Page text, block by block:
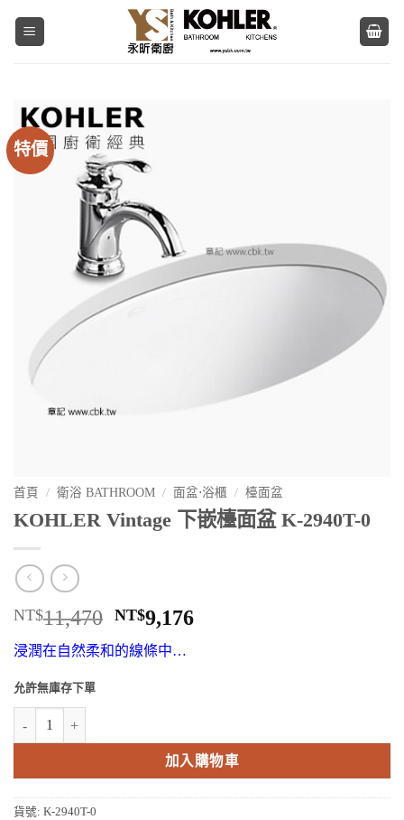
特價
首頁 / 衛浴 BATHROOM / 面盆⋅浴櫃 / 檯面盆
KOHLER Vintage 下嵌檯面盆 K-2940T-0
NT$11,470 原
始
價
NT$9,176目
浸潤在自然柔和的線條中…
允許無庫存下單
加入購物車
貨號: K-2940T-0